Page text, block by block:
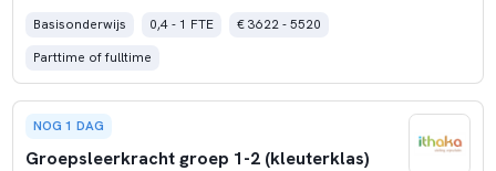
Basisonderwijs 0,4 - 1 FTE
€ 3622 - 5520
Parttime of fulltime
NOG 1 DAG
Groepsleerkracht groep 1-2 (kleuterklas)